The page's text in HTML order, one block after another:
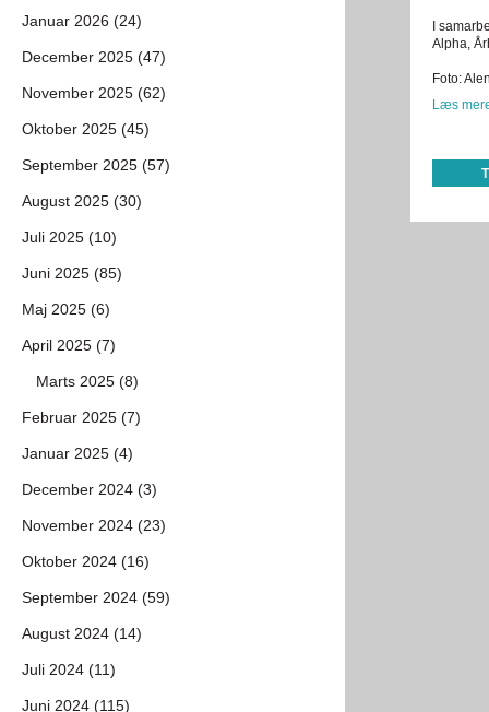
I
Alpha,
Foto:
Læs
Januar 2026 (24)
December 2025 (47)
November 2025 (62)
Oktober 2025 (45)
September 2025 (57)
August 2025 (30)
Juli 2025 (10)
Juni 2025 (85)
Maj 2025 (6)
April 2025 (7)
Marts 2025 (8)
Februar 2025 (7)
Januar 2025 (4)
December 2024 (3)
November 2024 (23)
Oktober 2024 (16)
September 2024 (59)
August 2024 (14)
Juli 2024 (11)
Juni 2024 (115)